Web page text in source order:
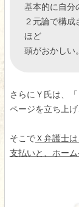
基本的に自分
２元論で構
ほど
頭がおかしい
さらにＹ氏は、
ページを立ち上
そこでＸ弁護士
支払いと、ホー